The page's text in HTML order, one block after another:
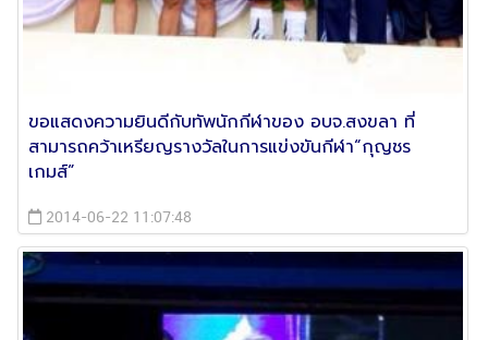
ขอแสดงความยินดีกับทัพนักกีฬาของ อบจ.สงขลา ที่
สามารถคว้าเหรียญรางวัลในการแข่งขันกีฬา“กุญชร
เกมส์”
2014-06-22 11:07:48